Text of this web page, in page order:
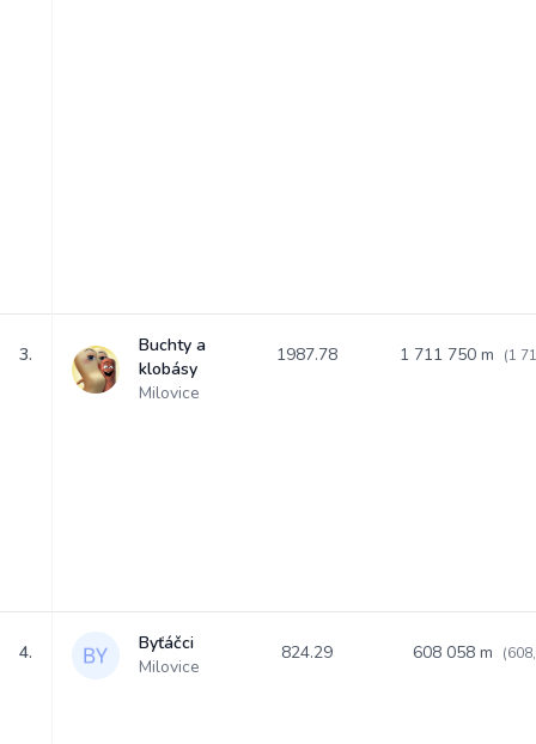
3.
Buchty a
klobásy
Milovice
1987.78 1 711 750 m (1
4.
Byťáčci
Milovice
824.29 608 058 m